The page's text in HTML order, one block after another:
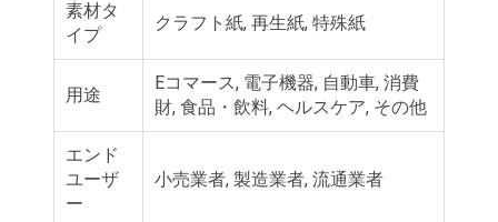
素材タ
イプ
クラフト紙, 再生紙, 特殊紙
用途
Eコマース, 電子機器, 自動車, 消費
財, 食品・飲料, ヘルスケア, その他
エンド
ユーザ
ー
小売業者, 製造業者, 流通業者